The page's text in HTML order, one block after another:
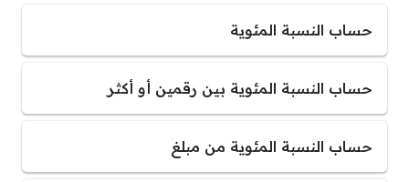
حساب النسبة المئوية
حساب النسبة المئوية بين رقمين أو أكثر
حساب النسبة المئوية من مبلغ